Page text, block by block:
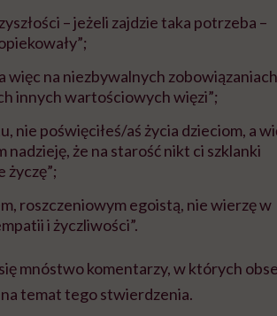
– jeżeli zajdzie taka potrzeba –
więc na niezbywalnych
innych wartościowych więzi”;
nie poświęciłeś/aś życia dzieciom, a
nadzieję, że na starość nikt ci szklanki
życzę”;
roszczeniowym egoistą, nie wierzę w
i życzliwości”.
mnóstwo komentarzy, w których
temat tego stwierdzenia.